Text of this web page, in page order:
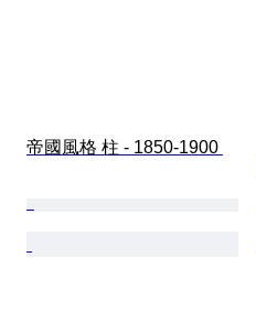
帝國風格 柱 - 1850-1900